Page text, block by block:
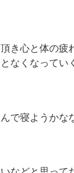
き心と体の疲
なくなってい
で寝ようかな